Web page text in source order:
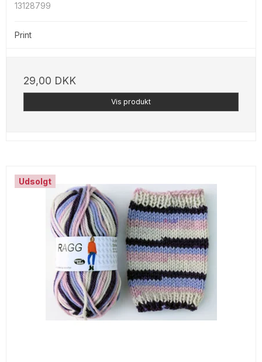
13128799
Print
29,00 DKK
Vis produkt
Udsolgt